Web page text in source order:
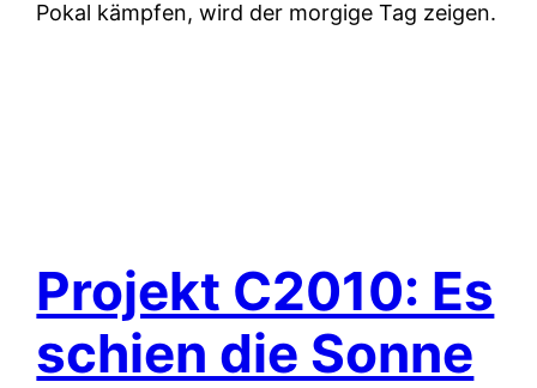
Pokal kämpfen, wird der morgige Tag zeigen.
Projekt C2010: Es
schien die Sonne